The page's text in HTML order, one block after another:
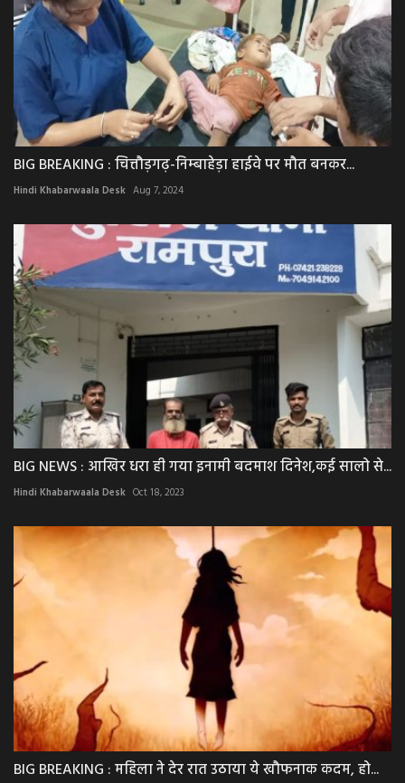
BIG BREAKING : चित्तौड़गढ़-निम्बाहेड़ा हाईवे पर मौत बनकर...
Hindi Khabarwaala Desk Aug 7, 2024
BIG NEWS : आखिर धरा ही गया इनामी बदमाश दिनेश,कई सालो से...
Hindi Khabarwaala Desk Oct 18, 2023
BIG BREAKING : महिला ने देर रात उठाया ये खौफनाक कदम, हो...